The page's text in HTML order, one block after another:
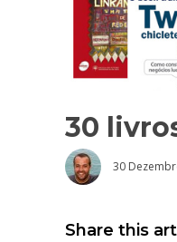
30
30
Share this